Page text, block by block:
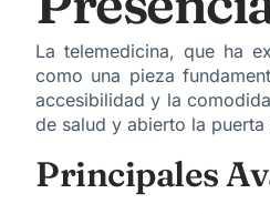
La telemedicina, que ha
como una pieza
accesibilidad y la
de salud y abierto la
​Principales